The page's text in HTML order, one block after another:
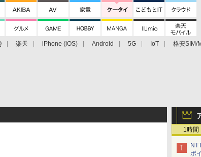
楽天 iPhone (iOS) Android 5G IoT
格安SIM/
1時間
ポ